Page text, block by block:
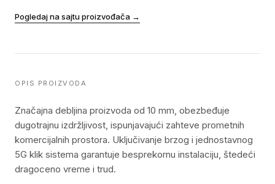
Pogledaj na sajtu proizvođača →
OPIS PROIZVODA
Značajna debljina proizvoda od 10 mm, obezbeđuje
dugotrajnu izdržljivost, ispunjavajući zahteve prometnih
komercijalnih prostora. Uključivanje brzog i jednostavnog
5G klik sistema garantuje besprekornu instalaciju, štedeći
dragoceno vreme i trud.